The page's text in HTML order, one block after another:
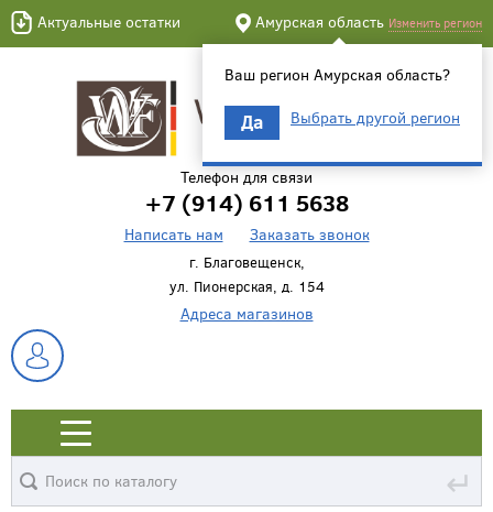
Актуальные остатки Амурская область Изменить регион
Ваш регион Амурская область?
Да Выбрать другой регион
Телефон для связи
+7 (914) 611 5638
Написать нам Заказать звонок
г. Благовещенск,
ул. Пионерская, д. 154
Адреса магазинов
↵